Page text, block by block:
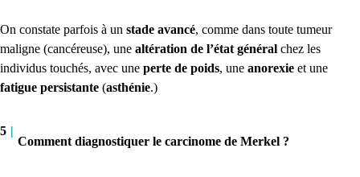
On constate parfois à un stade avancé, comme dans toute tumeur
maligne (cancéreuse), une altération de l’état général chez les
individus touchés, avec une perte de poids, une anorexie et une
fatigue persistante (asthénie.)
5 |
Comment diagnostiquer le carcinome de Merkel ?